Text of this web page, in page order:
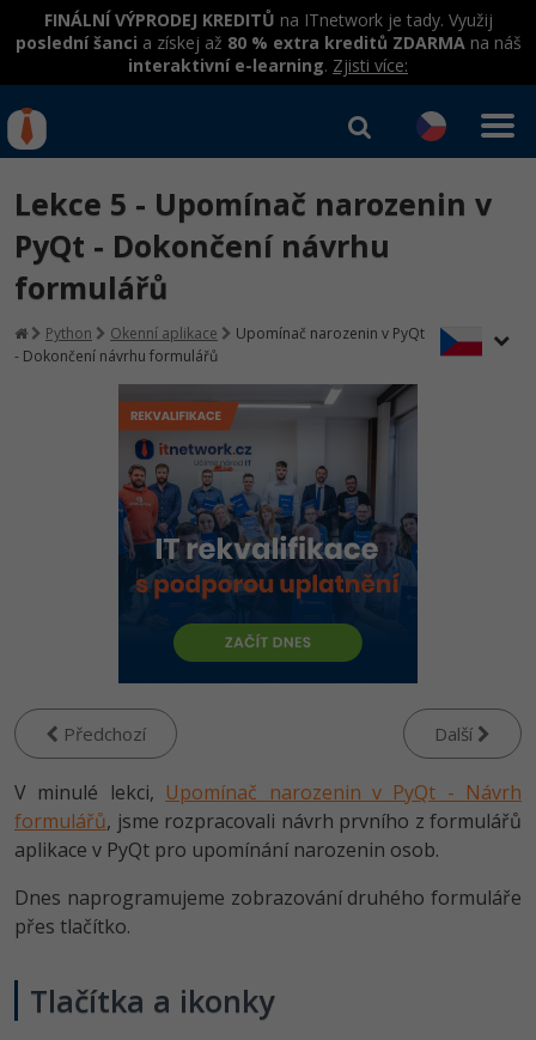
FINÁLNÍ VÝPRODEJ KREDITŮ na ITnetwork je tady. Využij
poslední šanci a získej až 80 % extra kreditů ZDARMAna náš
interaktivní e-learning. Zjisti více:
Rekvalifikace a kurzy
hrazené úřadem práce
Workshopy zdarma
Umělá inteligence v praxi
Datová analýza v praxi
Školení
Základy programování
Objektové programování - OOP
Umělá inteligence
HTML5, CSS3, Bootstrap, SEO
SQL a databáze
UML a návrhové vzory
React
Spring
ASP.NET MVC
Školení dle technologií
C# .NET
Java
PHP
JavaScript
HTML / CSS
UML a návrhové vzory
MySQL/MariaDB
MS-SQL
Kurzy IT profesí
Junior programátor
Programátor WWW aplikací
Senior programátor
Front-end developer
Vývojář mobilních aplikací
C# Game developer
Webdesigner
Systémový administrátor
Grafik / UX/UI návrhář
Projektový manažer
Kurzy programování
Jak začít?
Java -80%
C#.NET -80%
Python -80%
-80%
-80%
C++ -80%
Swift
Kotlin -80%
C
SQL
Přihlásit se | Registrovat
Lekce 5 - Upomínač narozenin v
PyQt - Dokončení návrhu
formulářů
Python Okenní aplikace
Upomínač narozenin v PyQt
- Dokončení návrhu formulářů
Předchozí Další
V minulé lekci, Upomínač narozenin v PyQt - Návrh
formulářů, jsme rozpracovali návrh prvního z formulářů
aplikace v PyQt pro upomínání narozenin osob.
Dnes naprogramujeme zobrazování druhého formuláře
přes tlačítko.
Tlačítka a ikonky